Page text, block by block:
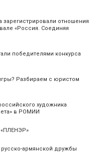
отношения
«Россия. Соединяя
победителями конкурса
Разбираем с юристом
художника
в РОМИИ
«ПЛЕНЭР»
армянской дружбы